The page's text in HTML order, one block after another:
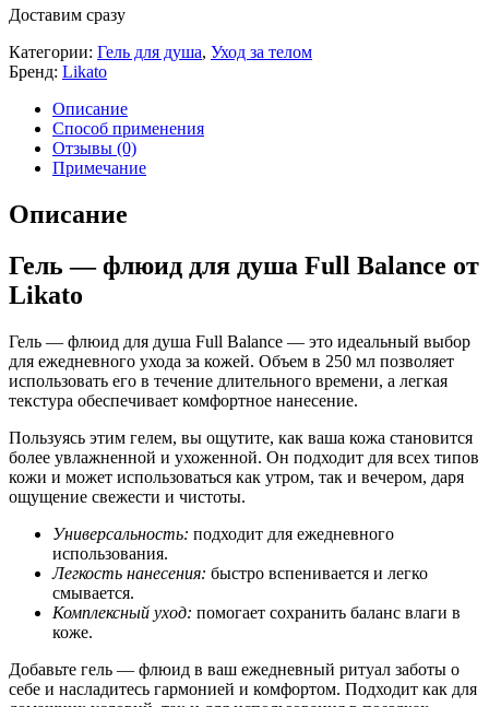
Доставим сразу
Категории: Гель для душа, Уход за телом
Бренд: Likato
Описание
Способ применения
Отзывы (0)
Примечание
Описание
Гель — флюид для душа Full Balance от
Likato
Гель — флюид для душа Full Balance — это идеальный выбор
для ежедневного ухода за кожей. Объем в 250 мл позволяет
использовать его в течение длительного времени, а легкая
текстура обеспечивает комфортное нанесение.
Пользуясь этим гелем, вы ощутите, как ваша кожа становится
более увлажненной и ухоженной. Он подходит для всех типов
кожи и может использоваться как утром, так и вечером, даря
ощущение свежести и чистоты.
Универсальность: подходит для ежедневного
использования.
Легкость нанесения: быстро вспенивается и легко
смывается.
Комплексный уход: помогает сохранить баланс влаги в
коже.
Добавьте гель — флюид в ваш ежедневный ритуал заботы о
себе и насладитесь гармонией и комфортом. Подходит как для